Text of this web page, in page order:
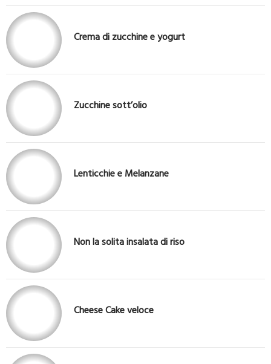
Crema di zucchine e yogurt
Zucchine sott’olio
Lenticchie e Melanzane
Non la solita insalata di riso
Cheese Cake veloce